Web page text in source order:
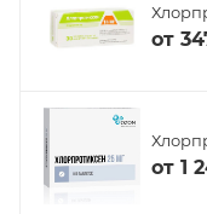
от
от 1